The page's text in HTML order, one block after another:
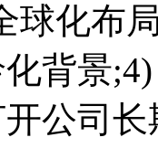
球化布
化背
公司